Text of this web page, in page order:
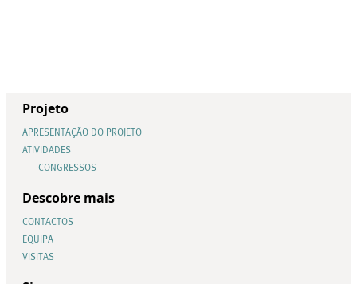
Projeto
APRESENTAÇÃO DO PROJETO
ATIVIDADES
CONGRESSOS
Descobre mais
CONTACTOS
EQUIPA
VISITAS